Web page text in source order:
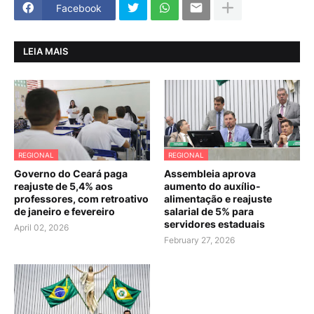
Facebook
LEIA MAIS
REGIONAL
Governo do Ceará paga
reajuste de 5,4% aos
professores, com retroativo
de janeiro e fevereiro
April 02, 2026
REGIONAL
Assembleia aprova
aumento do auxílio-
alimentação e reajuste
salarial de 5% para
servidores estaduais
February 27, 2026